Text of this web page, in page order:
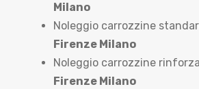
Milano
Noleggio carrozzine
Firenze Milano
Noleggio carrozzine
Firenze Milano